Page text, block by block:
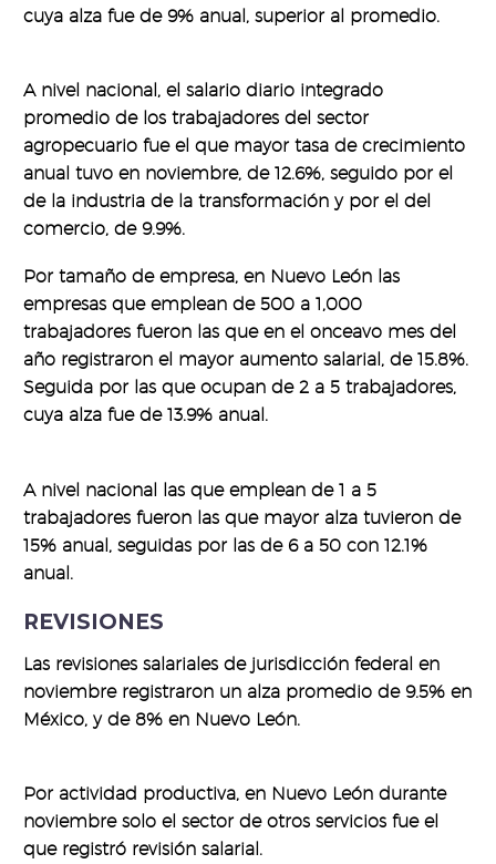
cuya alza fue de 9% anual, superior al promedio.
A nivel nacional, el salario diario integrado
promedio de los trabajadores del sector
agropecuario fue el que mayor tasa de crecimiento
anual tuvo en noviembre, de 12.6%, seguido por el
de la industria de la transformación y por el del
comercio, de 9.9%.
Por tamaño de empresa, en Nuevo León las
empresas que emplean de 500 a 1,000
trabajadores fueron las que en el onceavo mes del
año registraron el mayor aumento salarial, de 15.8%.
Seguida por las que ocupan de 2 a 5 trabajadores,
cuya alza fue de 13.9% anual.
A nivel nacional las que emplean de 1 a 5
trabajadores fueron las que mayor alza tuvieron de
15% anual, seguidas por las de 6 a 50 con 12.1%
anual.
REVISIONES
Las revisiones salariales de jurisdicción federal en
noviembre registraron un alza promedio de 9.5% en
México, y de 8% en Nuevo León.
Por actividad productiva, en Nuevo León durante
noviembre solo el sector de otros servicios fue el
que registró revisión salarial.